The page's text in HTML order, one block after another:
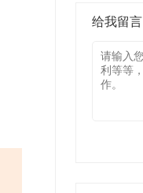
给我留言